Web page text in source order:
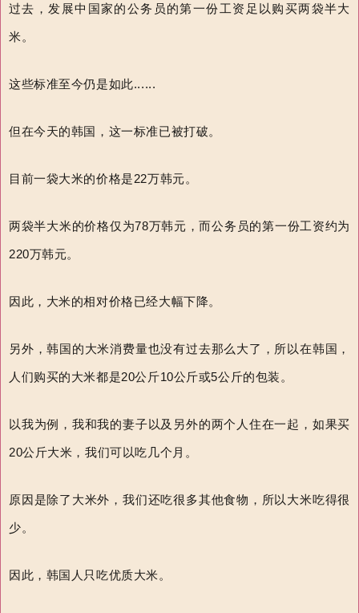
过去，发展中国家的公务员的第一份工资足以购买两袋半大
米。
这些标准至今仍是如此......
但在今天的韩国，这一标准已被打破。
目前一袋大米的价格是22万韩元。
两袋半大米的价格仅为78万韩元，而公务员的第一份工资约为
220万韩元。
因此，大米的相对价格已经大幅下降。
另外，韩国的大米消费量也没有过去那么大了，所以在韩国，
人们购买的大米都是20公斤10公斤或5公斤的包装。
以我为例，我和我的妻子以及另外的两个人住在一起，如果买
20公斤大米，我们可以吃几个月。
原因是除了大米外，我们还吃很多其他食物，所以大米吃得很
少。
因此，韩国人只吃优质大米。